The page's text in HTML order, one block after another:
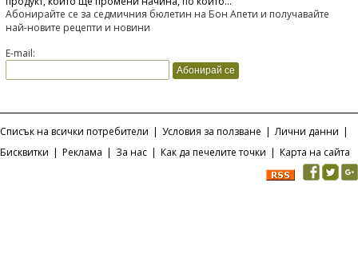
Абонирайте се за седмичния бюлетин на Бон Апети и получавайте
най-новите рецепти и новини
E-mail:
Списък на всички потребители | Условия за ползване | Лични данни |
Бисквитки | Реклама | За нас | Как да печелите точки | Карта на сайта